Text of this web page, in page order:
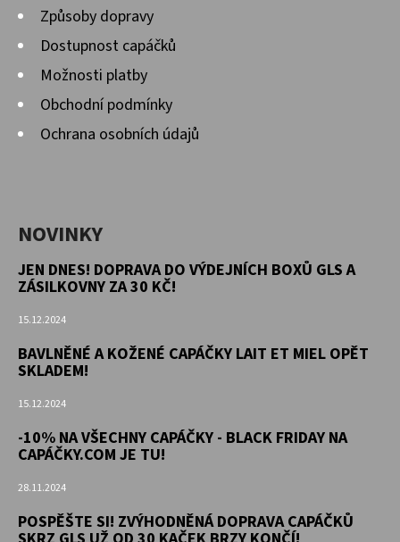
Způsoby dopravy
Dostupnost capáčků
Možnosti platby
Obchodní podmínky
Ochrana osobních údajů
NOVINKY
JEN DNES! DOPRAVA DO VÝDEJNÍCH BOXŮ GLS A
ZÁSILKOVNY ZA 30 KČ!
15.12.2024
BAVLNĚNÉ A KOŽENÉ CAPÁČKY LAIT ET MIEL OPĚT
SKLADEM!
15.12.2024
-10% NA VŠECHNY CAPÁČKY - BLACK FRIDAY NA
CAPÁČKY.COM JE TU!
28.11.2024
POSPĚŠTE SI! ZVÝHODNĚNÁ DOPRAVA CAPÁČKŮ